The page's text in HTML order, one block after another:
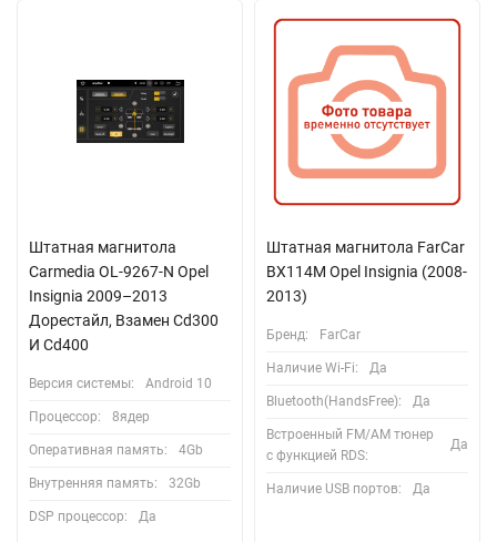
Штатная магнитола
Carmedia OL-9267-N Opel
Insignia 2009–2013
Дорестайл, Взамен Cd300
И Cd400
Версия системы: Android 10
Процессор: 8ядер
Оперативная память: 4Gb
Внутренняя память: 32Gb
DSP процессор: Да
Штатная магнитола FarCar
BX114M Opel Insignia (2008-
2013)
Бренд: FarCar
Наличие Wi-Fi: Да
Bluetooth(HandsFree): Да
Встроенный FM/AM тюнер
с функцией RDS:
Да
Наличие USB портов: Да